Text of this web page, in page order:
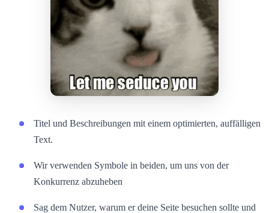
Titel und Beschreibungen mit einem optimierten, auffälligen
Text.
Wir verwenden Symbole in beiden, um uns von der
Konkurrenz abzuheben
Sag dem Nutzer, warum er deine Seite besuchen sollte und